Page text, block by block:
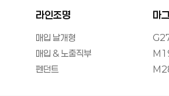
라인조명
매입 날개형
매입 & 노출직부
펜던트
마